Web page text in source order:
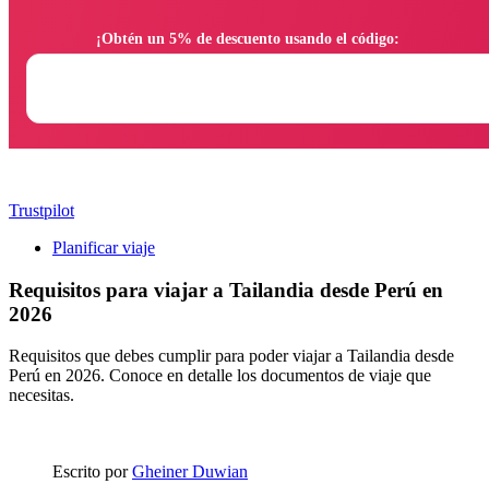
Trustpilot
Planificar viaje
Requisitos para viajar a Tailandia desde Perú en
2026
Requisitos que debes cumplir para poder viajar a Tailandia desde
Perú en 2026. Conoce en detalle los documentos de viaje que
necesitas.
Escrito porGheiner Duwian